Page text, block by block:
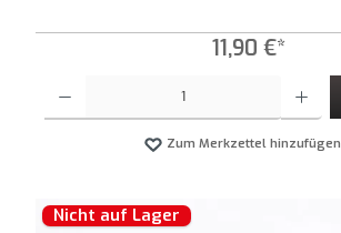
11,90 €*
Zum Merkzettel hinzufügen
Nicht auf Lager